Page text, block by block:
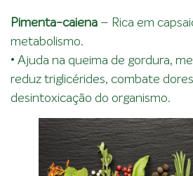
Pimenta-caiena – Rica em
metabolismo.
• Ajuda na queima de gordura,
reduz triglicérides, combate
desintoxicação do organismo.